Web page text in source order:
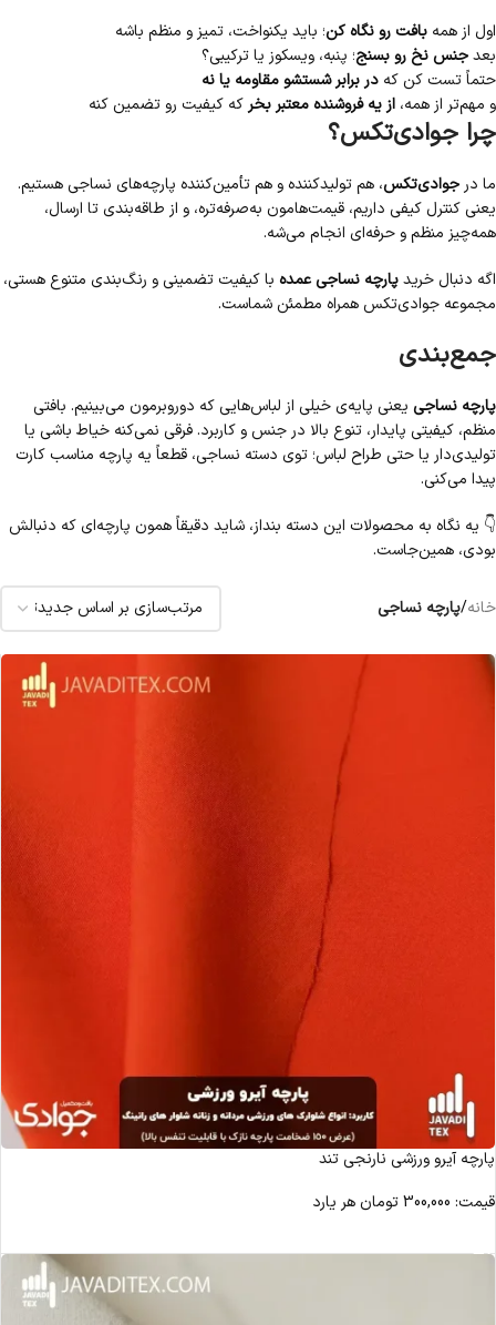
اول از همه بافت رو نگاه کن؛ باید یکنواخت، تمیز و منظم باشه
بعدجنس نخ رو بسنج؛ پنبه، ویسکوز یا ترکیبی؟
حتماً تست کن که در برابر شستشو مقاومه یا نه
و مهم‌تر از همه، از یه فروشنده معتبر بخر که کیفیت رو تضمین کنه
چرا جوادی‌تکس؟
ما در جوادی‌تکس، هم تولیدکننده و هم تأمین‌کننده پارچه‌های نساجی هستیم.
یعنی کنترل کیفی داریم، قیمت‌هامون به‌صرفه‌تره، و از طاقه‌بندی تا ارسال،
همه‌چیز منظم و حرفه‌ای انجام می‌شه.
اگه دنبال خریدپارچه نساجی عمده با کیفیت تضمینی و رنگ‌بندی متنوع هستی،
مجموعه جوادی‌تکس همراه مطمئن شماست.
جمع‌بندی
پارچه نساجی یعنی پایه‌ی خیلی از لباس‌هایی که دوروبرمون می‌بینیم. بافتی
منظم، کیفیتی پایدار، تنوع بالا در جنس و کاربرد. فرقی نمی‌کنه خیاط باشی یا
تولیدی‌دار یا حتی طراح لباس؛ توی دسته نساجی، قطعاً یه پارچه مناسب کارت
پیدا می‌کنی.
👇 یه نگاه به محصولات این دسته بنداز، شاید دقیقاً همون پارچه‌ای که دنبالش
بودی، همین‌جاست.
خانه/پارچه نساجی
پارچه آیرو ورزشی نارنجی تند
قیمت: 300,000تومان هر یارد